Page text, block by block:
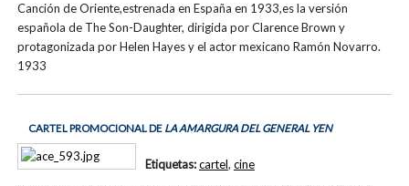
Canción de Oriente,estrenada en España en 1933,es la versión
española de The Son-Daughter, dirigida por Clarence Brown y
protagonizada por Helen Hayes y el actor mexicano Ramón Novarro.
1933
CARTEL PROMOCIONAL DE LA AMARGURA DEL GENERAL YEN
Etiquetas:cartel, cine